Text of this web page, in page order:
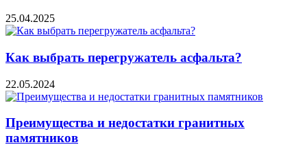
25.04.2025
Как выбрать перегружатель асфальта?
22.05.2024
Преимущества и недостатки гранитных
памятников